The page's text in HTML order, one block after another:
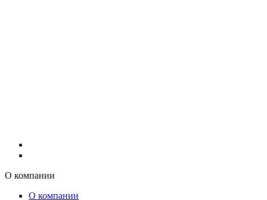
О компании
О компании